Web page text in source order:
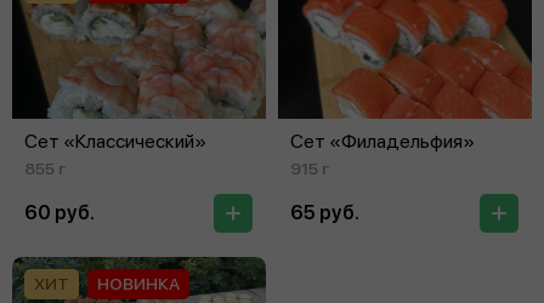
Сет «Классический»
855 г
60 руб.
Сет «Филадельфия»
915 г
65 руб.
ХИТ НОВИНКА